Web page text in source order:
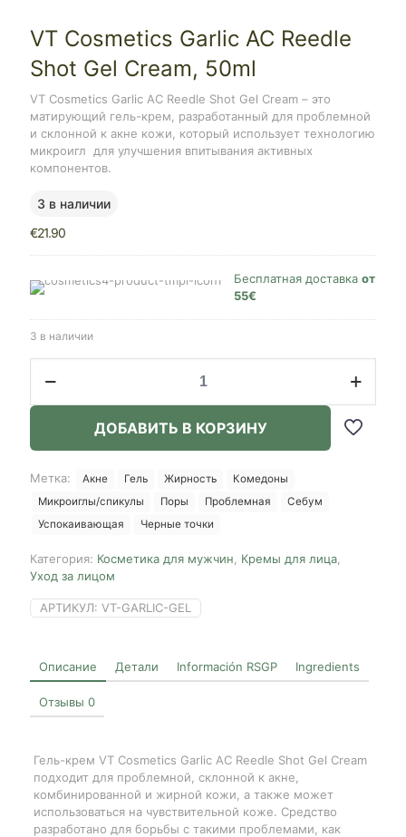
Описание Детали Información RSGP Ingredients
Отзывы 0
Гель-крем VT Cosmetics Garlic AC Reedle Shot Gel Cream
подходит для проблемной, склонной к акне,
комбинированной и жирной кожи, а также может
использоваться на чувствительной коже. Средство
разработано для борьбы с такими проблемами, как
VT Cosmetics Garlic AC Reedle
Shot Gel Cream, 50ml
VT Cosmetics Garlic AC Reedle Shot Gel Cream – это
матирующий гель-крем, разработанный для проблемной
и склонной к акне кожи, который использует технологию
микроигл
для улучшения впитывания активных
компонентов.
3 в наличии
€21.90
Бесплатная доставка от
55€
3 в наличии
товара
AC
Shot
Gel
Cream,
ДОБАВИТЬ В КОРЗИНУ
Метка: Акне Гель Жирность
Комедоны
Микроиглы/спикулы
Поры Проблемная
Себум
Успокаивающая
Черные точки
Категория: Косметика для мужчин Кремы для лица
Уход за лицом
АРТИКУЛ: VT-GARLIC-GEL